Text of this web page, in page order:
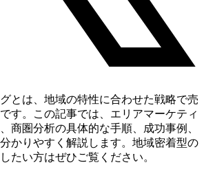
とは、地域の特性に合わせた戦略で売
す。この記事では、エリアマーケティ
商圏分析の具体的な手順、成功事例、
かりやすく解説します。地域密着型の
たい方はぜひご覧ください。